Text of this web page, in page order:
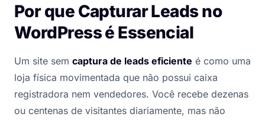
Por que Capturar Leads no
WordPress é Essencial
Um site sem captura de leads eficiente é como uma
loja física movimentada que não possui caixa
registradora nem vendedores. Você recebe dezenas
ou centenas de visitantes diariamente, mas não